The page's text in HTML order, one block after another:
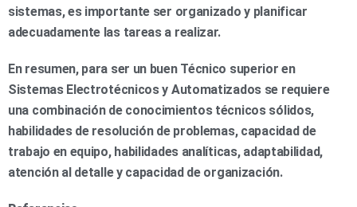
sistemas, es importante ser organizado y planificar
adecuadamente las tareas a realizar.
En resumen, para ser un buen Técnico superior en
Sistemas Electrotécnicos y Automatizados se requiere
una combinación de conocimientos técnicos sólidos,
habilidades de resolución de problemas, capacidad de
trabajo en equipo, habilidades analíticas, adaptabilidad,
atención al detalle y capacidad de organización.